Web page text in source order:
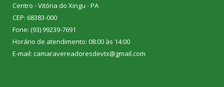
Centro - Vitória do Xingu - PA
CEP: 68383-000
Fone: (93) 99239-7691
Horário de atendimento: 08:00 às 14:00
E-mail: camaravereadoresdevtx@gmail.com